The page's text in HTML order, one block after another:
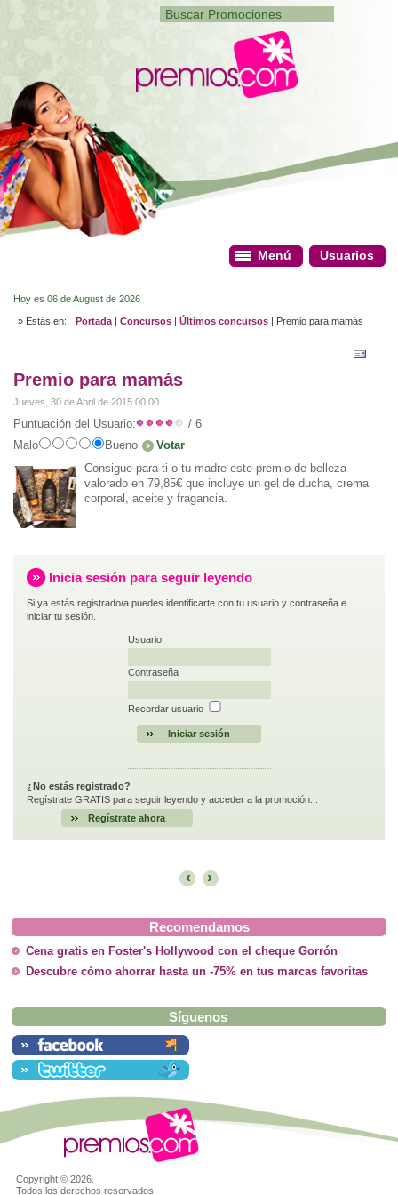
Menú
Menú Usuarios
Usuarios
Hoy es 06 de August de 2026
» Estás en: Portada | Concursos | Últimos concursos | Premio para mamás
Premio para mamás
Jueves, 30 de Abril de 2015 00:00
Puntuación del Usuario:
/ 6
Malo
Bueno
Consigue para ti o tu madre este premio de belleza
valorado en 79,85€ que incluye un gel de ducha, crema
corporal, aceite y fragancia.
Inicia sesión para seguir leyendo
Si ya estás registrado/a puedes identificarte con tu usuario y contraseña e
iniciar tu sesión.
Usuario
Contraseña
Recordar usuario
¿No estás registrado?
Regístrate GRATIS para seguir leyendo y acceder a la promoción...
Regístrate ahora
‹ ›
Recomendamos
Cena gratis en Foster's Hollywood con el cheque Gorrón
Descubre cómo ahorrar hasta un -75% en tus marcas favoritas
Síguenos
Copyright © 2026.
Todos los derechos reservados.